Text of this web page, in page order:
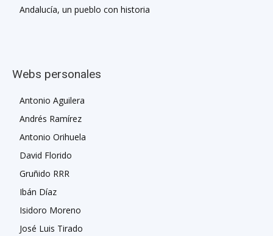
Andalucía, un pueblo con historia
Webs personales
Antonio Aguilera
Andrés Ramírez
Antonio Orihuela
David Florido
Gruñido RRR
Ibán Díaz
Isidoro Moreno
José Luis Tirado